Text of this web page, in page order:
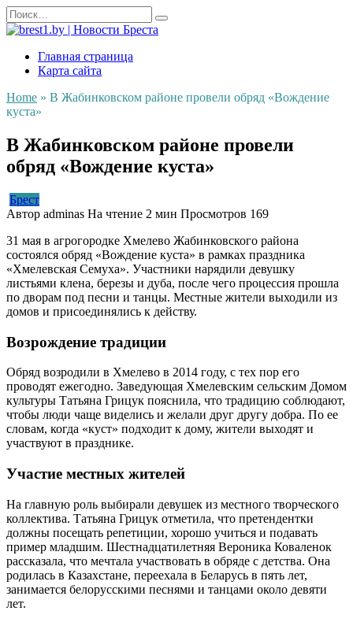
Перейти
к
содержанию
Search
for:
Главная страница
Карта сайта
Home » В Жабинковском районе провели обряд «Вождение
куста»
В Жабинковском районе провели
обряд «Вождение куста»
Брест
Автор adminas На чтение 2 мин Просмотров 169
31 мая в агрогородке Хмелево Жабинковского района
состоялся обряд «Вождение куста» в рамках праздника
«Хмелевская Семуха». Участники нарядили девушку
листьями клена, березы и дуба, после чего процессия прошла
по дворам под песни и танцы. Местные жители выходили из
домов и присоединялись к действу.
Возрождение традиции
Обряд возродили в Хмелево в 2014 году, с тех пор его
проводят ежегодно. Заведующая Хмелевским сельским Домом
культуры Татьяна Грицук пояснила, что традицию соблюдают,
чтобы люди чаще виделись и желали друг другу добра. По ее
словам, когда «куст» подходит к дому, жители выходят и
участвуют в празднике.
Участие местных жителей
На главную роль выбирали девушек из местного творческого
коллектива. Татьяна Грицук отметила, что претендентки
должны посещать репетиции, хорошо учиться и подавать
пример младшим. Шестнадцатилетняя Вероника Коваленок
рассказала, что мечтала участвовать в обряде с детства. Она
родилась в Казахстане, переехала в Беларусь в пять лет,
занимается белорусскими песнями и танцами около девяти
лет.